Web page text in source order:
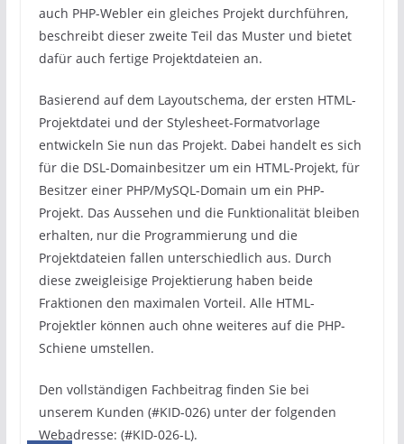
auch PHP-Webler ein gleiches Projekt durchführen,
beschreibt dieser zweite Teil das Muster und bietet
dafür auch fertige Projektdateien an.
Basierend auf dem Layoutschema, der ersten HTML-
Projektdatei und der Stylesheet-Formatvorlage
entwickeln Sie nun das Projekt. Dabei handelt es sich
für die DSL-Domainbesitzer um ein HTML-Projekt, für
Besitzer einer PHP/MySQL-Domain um ein PHP-
Projekt. Das Aussehen und die Funktionalität bleiben
erhalten, nur die Programmierung und die
Projektdateien fallen unterschiedlich aus. Durch
diese zweigleisige Projektierung haben beide
Fraktionen den maximalen Vorteil. Alle HTML-
Projektler können auch ohne weiteres auf die PHP-
Schiene umstellen.
Den vollständigen Fachbeitrag finden Sie bei
unserem Kunden (#KID-026) unter der folgenden
Webadresse: (#KID-026-L).